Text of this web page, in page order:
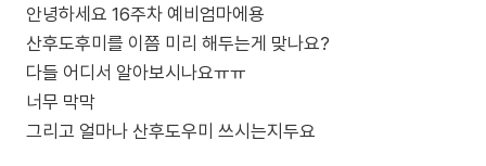
안녕하세요 16주차 예비엄마에용
산후도후미를 이쯤 미리 해두는게 맞나요?
다들 어디서 알아보시나요ㅠㅠ
너무 막막
그리고 얼마나 산후도우미 쓰시는지두요